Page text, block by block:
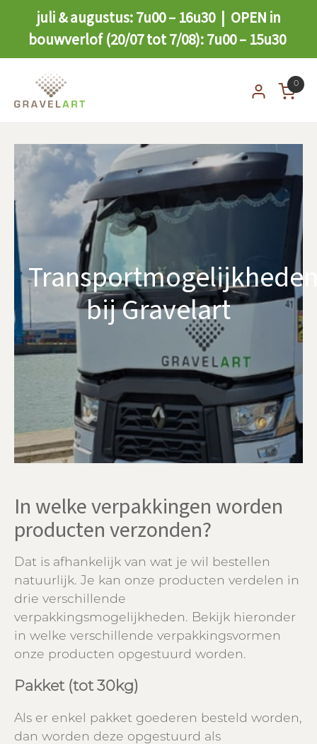
juli & augustus: 7u00 – 16u30 | OPEN in
bouwverlof (20/07 tot 7/08): 7u00 – 15u30
0
bij Gravelart
In welke verpakkingen worden
producten verzonden?
Dat is afhankelijk van wat je wil bestellen
natuurlijk. Je kan onze producten verdelen in
drie verschillende
verpakkingsmogelijkheden. Bekijk hieronder
in welke verschillende verpakkingsvormen
onze producten opgestuurd worden.
Pakket (tot 30kg)
Als er enkel pakket goederen besteld worden,
dan worden deze opgestuurd als